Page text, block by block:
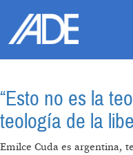
“Esto no es la
teología de la
Emilce Cuda es argentina,